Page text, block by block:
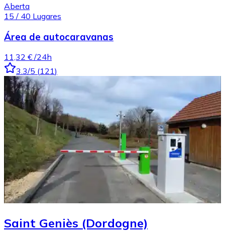
Aberta
15 / 40 Lugares
Área de autocaravanas
11,32 € /24h
3.3/5 (121)
Saint Geniès (Dordogne)